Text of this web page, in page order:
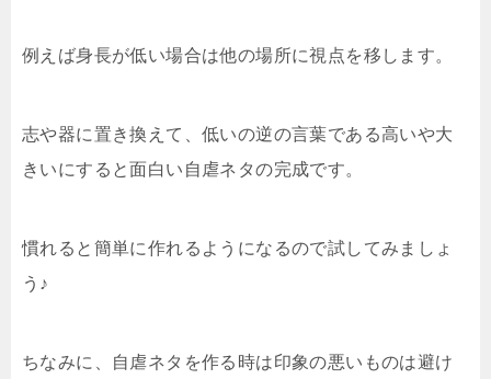
例えば身長が低い場合は他の場所に視点を移します。
志や器に置き換えて、低いの逆の言葉である高いや大
きいにすると面白い自虐ネタの完成です。
慣れると簡単に作れるようになるので試してみましょ
う♪
ちなみに、自虐ネタを作る時は印象の悪いものは避け